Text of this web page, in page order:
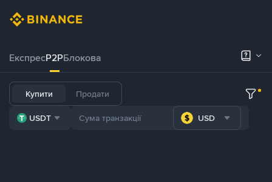
ЕкспресP2PБлокова
Купити Продати
USDT USD